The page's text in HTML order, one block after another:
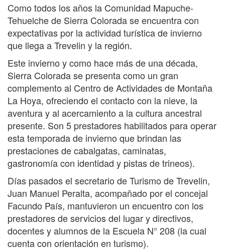
Como todos los años la Comunidad Mapuche-
Tehuelche de Sierra Colorada se encuentra con
expectativas por la actividad turística de invierno
que llega a Trevelin y la región.
Este invierno y como hace más de una década,
Sierra Colorada se presenta como un gran
complemento al Centro de Actividades de Montaña
La Hoya, ofreciendo el contacto con la nieve, la
aventura y al acercamiento a la cultura ancestral
presente. Son 5 prestadores habilitados para operar
esta temporada de invierno que brindan las
prestaciones de cabalgatas, caminatas,
gastronomía con identidad y pistas de trineos).
Días pasados el secretario de Turismo de Trevelin,
Juan Manuel Peralta, acompañado por el concejal
Facundo País, mantuvieron un encuentro con los
prestadores de servicios del lugar y directivos,
docentes y alumnos de la Escuela N° 208 (la cual
cuenta con orientación en turismo).